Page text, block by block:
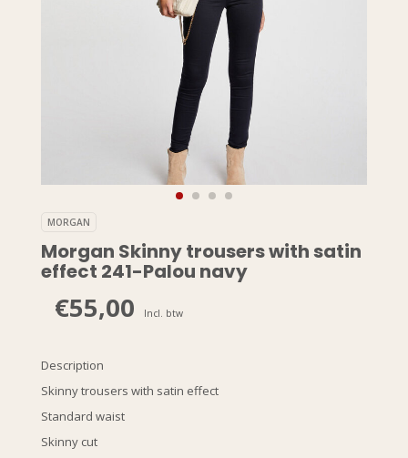
MORGAN
Morgan Skinny trousers with satin
effect 241-Palou navy
€55,00 Incl. btw
Description
Skinny trousers with satin effect
Standard waist
Skinny cut